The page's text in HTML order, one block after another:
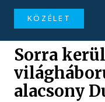
KÖZÉLET
Sorra
alacsony